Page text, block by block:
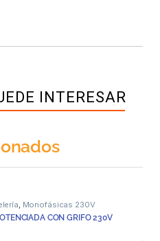
INTERESAR
, Monofásicas 230V
CON GRIFO 230V